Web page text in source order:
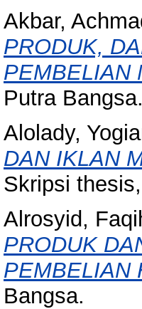
Akbar,
PRODUK,
PEMBELIAN
Putra Bangsa.
Alolady,
DAN IKLAN
Skripsi
Alrosyid,
PRODUK
PEMBELIAN
Bangsa.